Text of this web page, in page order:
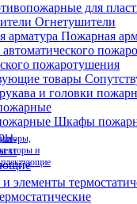
для
Огнетушители
Пожарная
пожаротушения
Шкафы
и